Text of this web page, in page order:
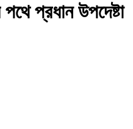
প্রধান উপদেষ্টা